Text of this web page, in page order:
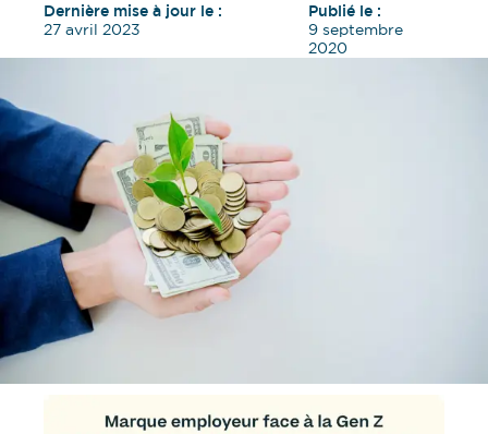
Dernière mise à jour le :
27 avril 2023
Publié le :
9 septembre
2020